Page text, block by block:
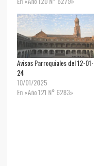
Avisos Parroquiales del 12-01-
24
10/01/2025
En «Año 121 N° 6283»